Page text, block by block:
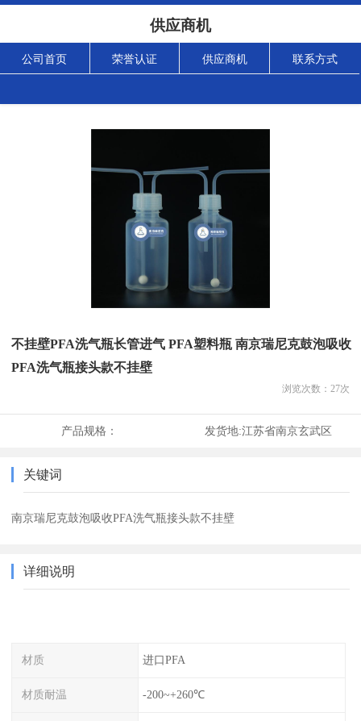
供应商机
公司首页 荣誉认证 供应商机 联系方式
不挂壁PFA洗气瓶长管进气 PFA塑料瓶 南京瑞尼克鼓泡吸收
PFA洗气瓶接头款不挂壁
浏览次数： 27次
产品规格： 发货地:江苏省南京玄武区
关键词
南京瑞尼克鼓泡吸收PFA洗气瓶接头款不挂壁
详细说明
材质 进口PFA
材质耐温 -200~+260℃